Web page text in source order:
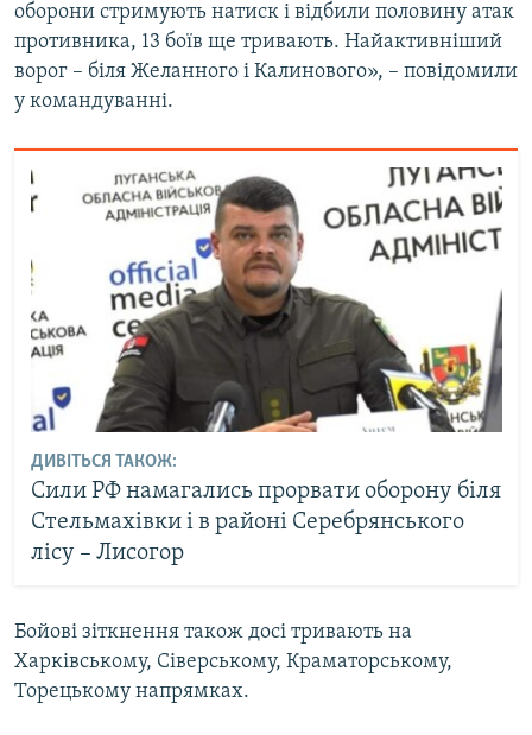
оборони стримують натиск і відбили половину атак
противника, 13 боїв ще тривають. Найактивніший
ворог – біля Желанного і Калинового», – повідомили
у командуванні.
ДИВІТЬСЯ ТАКОЖ:
Сили РФ намагались прорвати оборону біля
Стельмахівки і в районі Серебрянського
лісу – Лисогор
Бойові зіткнення також досі тривають на
Харківському, Сіверському, Краматорському,
Торецькому напрямках.